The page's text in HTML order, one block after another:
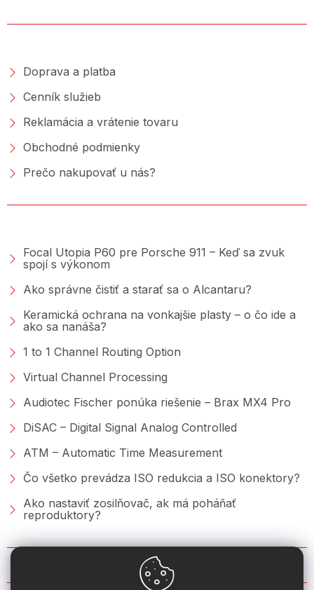
Doprava a platba
Cenník služieb
Reklamácia a vrátenie tovaru
Obchodné podmienky
Prečo nakupovať u nás?
Focal Utopia P60 pre Porsche 911 – Keď sa zvuk
spojí s výkonom
Ako správne čistiť a starať sa o Alcantaru?
Keramická ochrana na vonkajšie plasty – o čo ide a
ako sa nanáša?
1 to 1 Channel Routing Option
Virtual Channel Processing
Audiotec Fischer ponúka riešenie – Brax MX4 Pro
DiSAC – Digital Signal Analog Controlled
ATM – Automatic Time Measurement
Čo všetko prevádza ISO redukcia a ISO konektory?
Ako nastaviť zosilňovač, ak má poháňať
reproduktory?
KONTAKT